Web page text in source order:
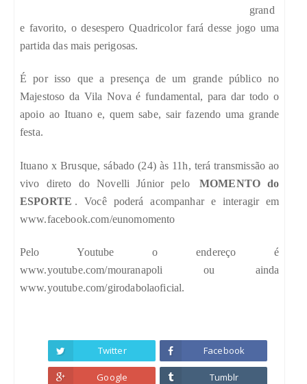
grand
e favorito, o desespero Quadricolor fará desse jogo uma
partida das mais perigosas.
É por isso que a presença de um grande público no
Majestoso da Vila Nova é fundamental, para dar todo o
apoio ao Ituano e, quem sabe, sair fazendo uma grande
festa.
Ituano x Brusque, sábado (24) às 11h, terá transmissão ao
vivo direto do Novelli Júnior pelo
MOMENTO do
ESPORTE . Você poderá acompanhar e interagir em
www.facebook.com/eunomomento
Pelo Youtube o endereço é
www.youtube.com/mouranapoli ou ainda
www.youtube.com/girodabolaoficial.
Twitter Facebook
Google Tumblr